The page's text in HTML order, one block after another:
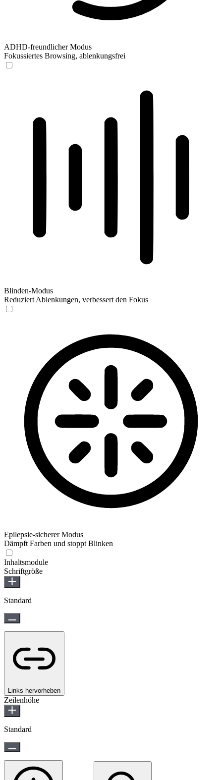
ADHD-freundlicher Modus
Fokussiertes Browsing, ablenkungsfrei
Blinden-Modus
Reduziert Ablenkungen, verbessert den Fokus
Epilepsie-sicherer Modus
Dämpft Farben und stoppt Blinken
Inhaltsmodule
Schriftgröße
Standard
Links hervorheben
Zeilenhöhe
Standard